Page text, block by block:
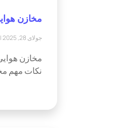
مخازن
جولای 28, 2025
مخازن
نکات مهم